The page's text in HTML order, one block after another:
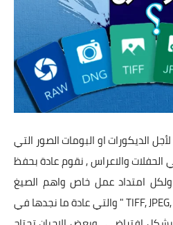
العملات الرقمية
الديكورات او البومات الصور التي
والاعراس , نقوم عادة بحفظ
امتداد عمل خاص واهم الصيغ
المستخدمة هي " TIFF, JPEG, PNG, DNG " والتي عادة ما نجدها في